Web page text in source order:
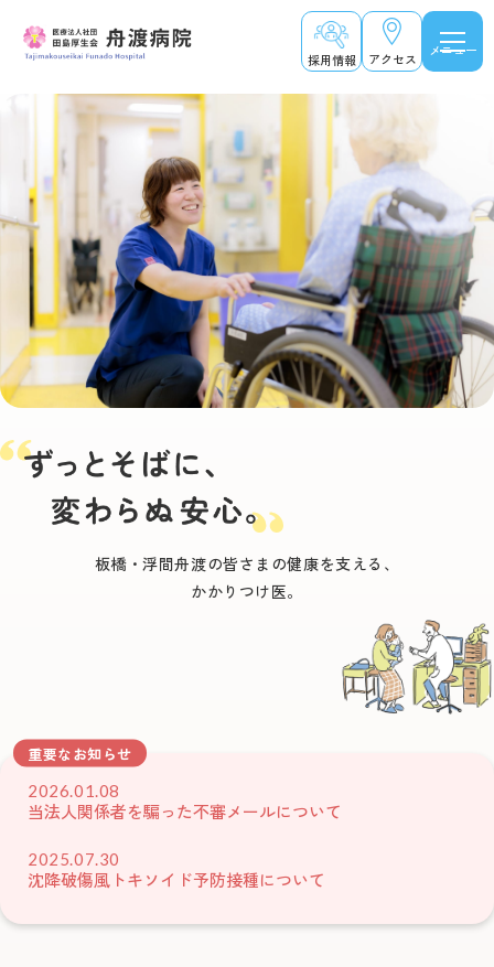
採用情報 アクセス メニュー
板橋・浮間舟渡の皆さまの健康を支える、
かかりつけ医。
重要なお知らせ
2026.01.08
当法人関係者を騙った不審メールについて
2025.07.30
沈降破傷風トキソイド予防接種について